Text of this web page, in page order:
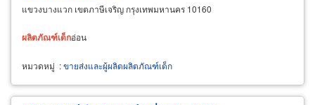
แขวงบางแวก เขตภาษีเจริญ กรุงเทพมหานคร 10160
ผลิตภัณฑ์เด็กอ่อน
หมวดหมู่ :ขายส่งและผู้ผลิตผลิตภัณฑ์เด็ก